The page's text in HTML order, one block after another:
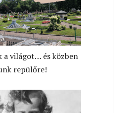
világot… és közben
repülőre!